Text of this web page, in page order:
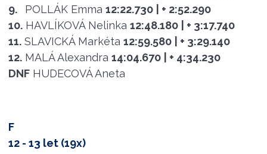
9.
POLLÁK Emma 12:22.730
| + 2:52.290
10. HAVLÍKOVÁ Nelinka 12:48.180
| + 3:17.740
11. SLAVICKÁ Markéta 12:59.580
| + 3:29.140
12. MALÁ Alexandra 14:04.670
| + 4:34.230
DNF HUDECOVÁ Aneta
F
12 - 13 let (19x)